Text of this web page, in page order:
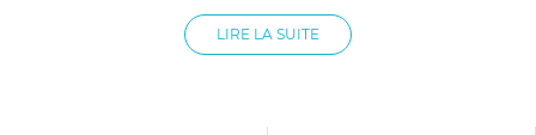
Vous pourrez ainsi trouver une qualité exceptionnelle de t-
shirt bébé, qui assurera le confort de votre petit, tout en lui
LIRE LA SUITE